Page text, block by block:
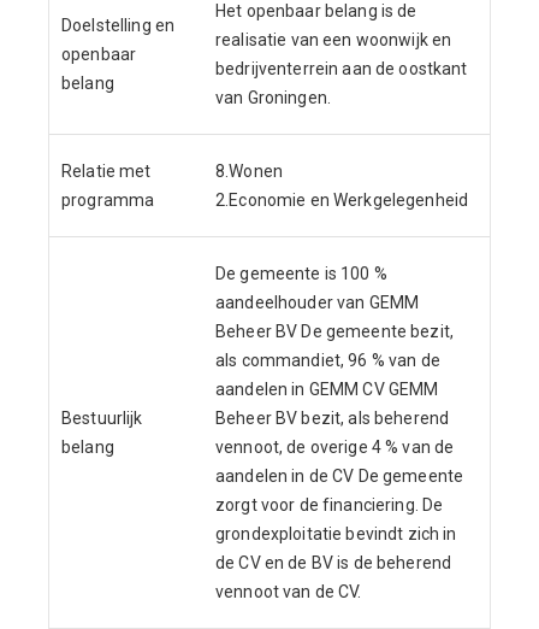
Doelstelling en
openbaar
belang
Het openbaar belang is de
realisatie van een woonwijk en
bedrijventerrein aan de oostkant
van Groningen.
Relatie met
programma
8.Wonen
2.Economie en Werkgelegenheid
Bestuurlijk
belang
De gemeente is 100 %
aandeelhouder van GEMM
Beheer BV De gemeente bezit,
als commandiet, 96 % van de
aandelen in GEMM CV GEMM
Beheer BV bezit, als beherend
vennoot, de overige 4 % van de
aandelen in de CV De gemeente
zorgt voor de financiering. De
grondexploitatie bevindt zich in
de CV en de BV is de beherend
vennoot van de CV.